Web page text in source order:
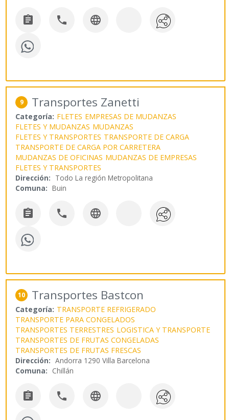
  
9 Transportes Zanetti
Categoría: FLETES EMPRESAS DE MUDANZAS
FLETES Y MUDANZAS MUDANZAS
FLETES Y TRANSPORTES TRANSPORTE DE CARGA
TRANSPORTE DE CARGA POR CARRETERA
MUDANZAS DE OFICINAS MUDANZAS DE EMPRESAS
FLETES Y TRANSPORTES
Dirección: Todo La región Metropolitana
Comuna: Buin
  
10 Transportes Bastcon
Categoría: TRANSPORTE REFRIGERADO
TRANSPORTE PARA CONGELADOS
TRANSPORTES TERRESTRES LOGISTICA Y TRANSPORTE
TRANSPORTES DE FRUTAS CONGELADAS
TRANSPORTES DE FRUTAS FRESCAS
Dirección: Andorra 1290 Villa Barcelona
Comuna: Chillán
  